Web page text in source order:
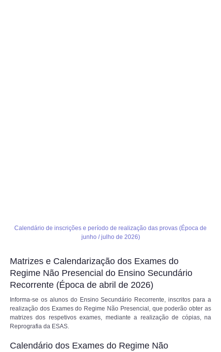
Calendário de inscrições e período de realização das provas (Época de
junho / julho de 2026)
Matrizes e Calendarização dos Exames do
Regime Não Presencial do Ensino Secundário
Recorrente (Época de abril de 2026)
Informa-se os alunos do Ensino Secundário Recorrente, inscritos para a
realização dos Exames do Regime Não Presencial, que poderão obter as
matrizes dos respetivos exames, mediante a realização de cópias, na
Reprografia da ESAS.
Calendário dos Exames do Regime Não